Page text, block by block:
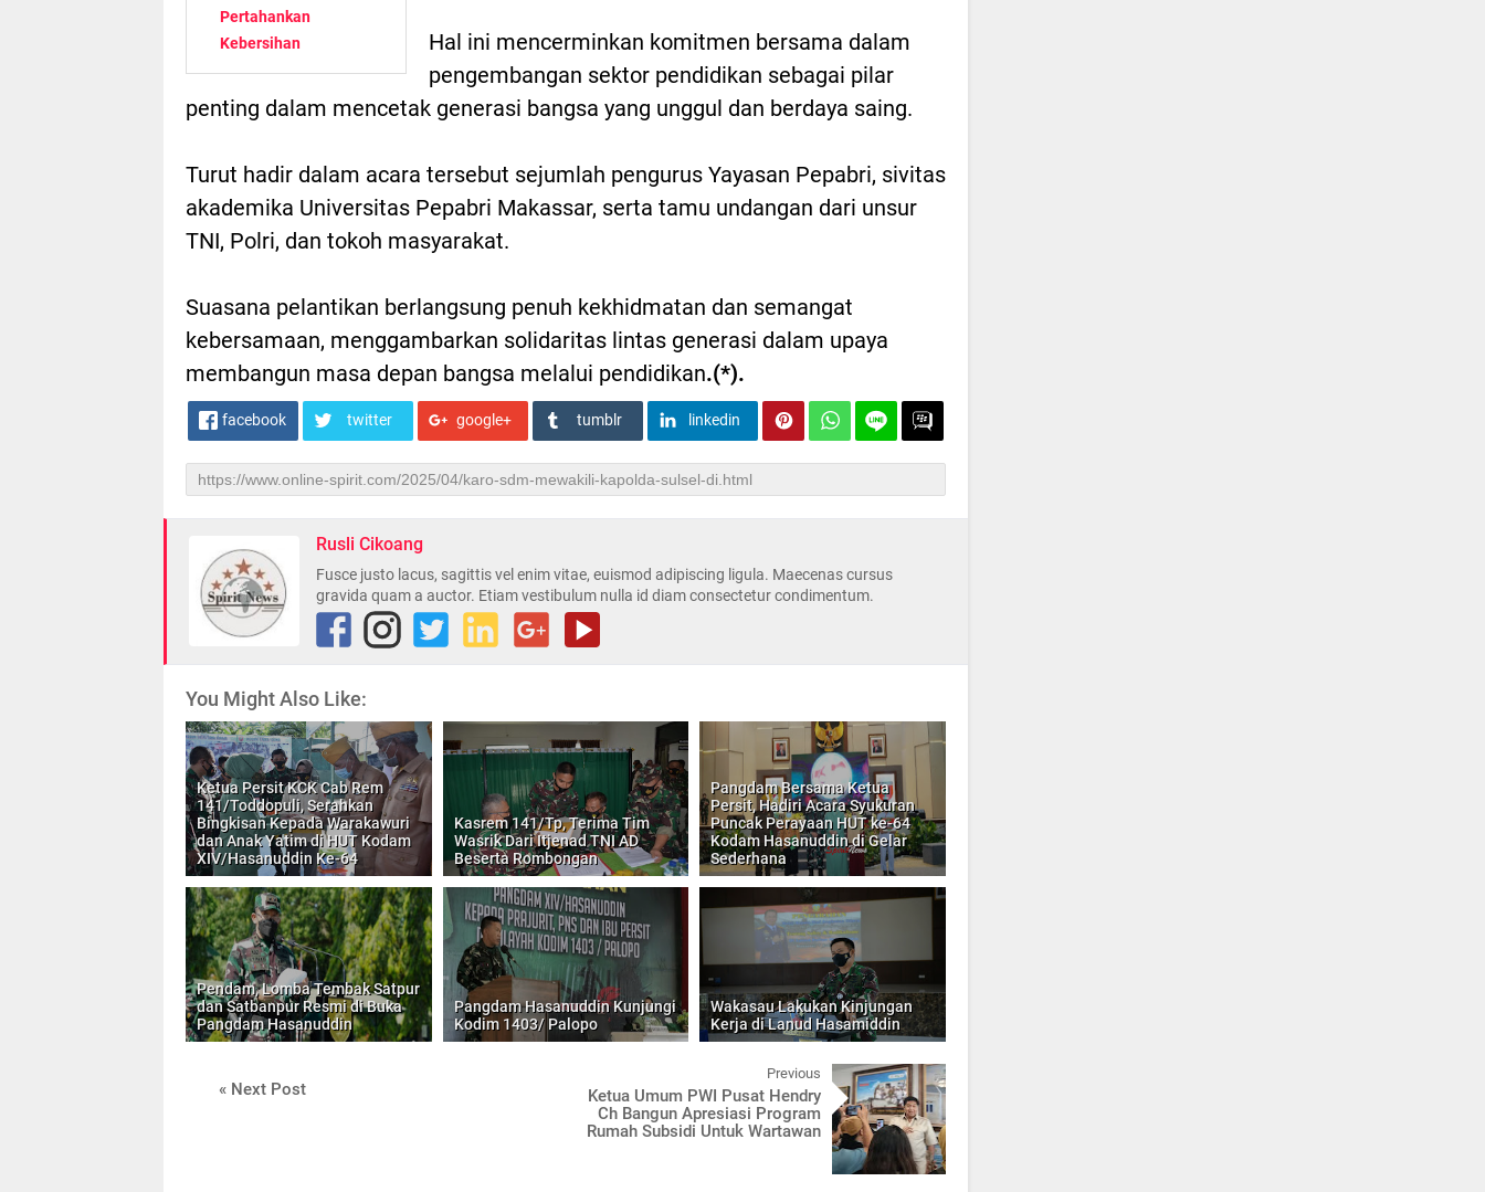
Pertahankan
Kebersihan
Hal ini mencerminkan komitmen bersama dalam
pengembangan sektor pendidikan sebagai pilar
penting dalam mencetak generasi bangsa yang unggul dan berdaya saing.
Turut hadir dalam acara tersebut sejumlah pengurus Yayasan Pepabri, sivitas
akademika Universitas Pepabri Makassar, serta tamu undangan dari unsur
TNI, Polri, dan tokoh masyarakat.
Suasana pelantikan berlangsung penuh kekhidmatan dan semangat
kebersamaan, menggambarkan solidaritas lintas generasi dalam upaya
membangun masa depan bangsa melalui pendidikan.(*).
facebook twitter google+ tumblr linkedin
Rusli Cikoang
Fusce justo lacus, sagittis vel enim vitae, euismod adipiscing ligula. Maecenas cursus
gravida quam a auctor. Etiam vestibulum nulla id diam consectetur condimentum.
You Might Also Like:
Ketua Persit KCK Cab Rem
141/Toddopuli, Serahkan
Bingkisan Kepada Warakawuri
dan Anak Yatim di HUT Kodam
XIV/Hasanuddin Ke-64
Kasrem 141/Tp, Terima Tim
Wasrik Dari Itjenad TNI AD
Beserta Rombongan
Pangdam Bersama Ketua
Persit, Hadiri Acara Syukuran
Puncak Perayaan HUT ke-64
Kodam Hasanuddin di Gelar
Sederhana
Pendam, Lomba Tembak Satpur
dan Satbanpur Resmi di Buka
Pangdam Hasanuddin
Pangdam Hasanuddin Kunjungi
Kodim 1403/ Palopo
Wakasau Lakukan Kinjungan
Kerja di Lanud Hasamiddin
« Next Post
Previous
Ketua Umum PWI Pusat Hendry
Ch Bangun Apresiasi Program
Rumah Subsidi Untuk Wartawan